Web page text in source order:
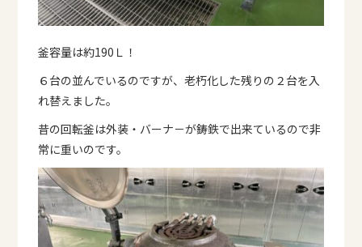
釜容量は約190Ｌ！
６台の並んでいるのですが、老朽化した残りの２台を入
れ替えました。
昔の回転釜は外装・バーナ－が鋳鉄で出来ているので非
常に重いのです。